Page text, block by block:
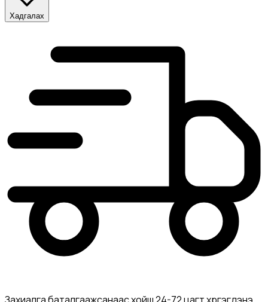
Хадгалах
Захиалга баталгаажсанаас хойш 24-72 цагт хүргэгдэнэ.